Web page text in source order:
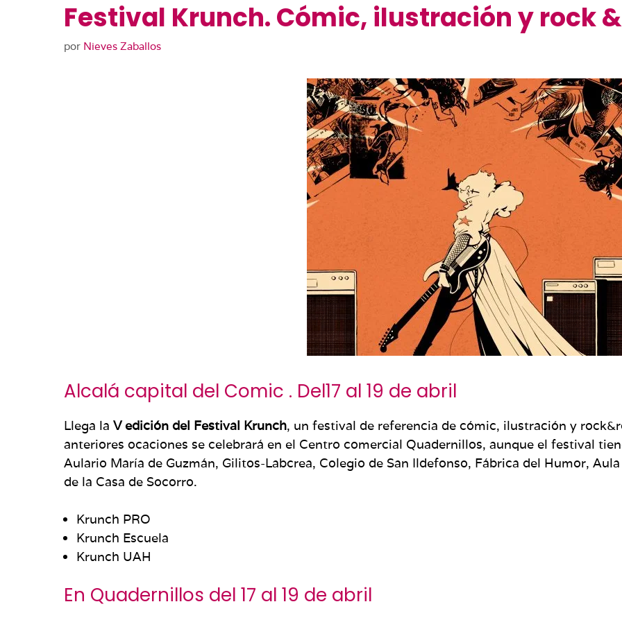
Festival Krunch. Cómic, ilustración y rock
por Nieves Zaballos
Alcalá capital del Comic . Del17 al 19 de abril
Llega la V edición del Festival Krunch, un festival de referencia de cómic, ilustración y
anteriores ocaciones se celebrará en el Centro comercial Quadernillos, aunque el festival
Aulario María de Guzmán, Gilitos-Labcrea, Colegio de San Ildefonso, Fábrica del Humor,
de la Casa de Socorro.
Krunch PRO
Krunch Escuela
Krunch UAH
En Quadernillos del 17 al 19 de abril